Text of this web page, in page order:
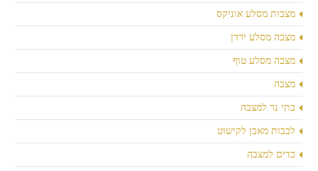
מצבות מסלע אוניקס
מצבה מסלע ירדן
מצבה מסלע טוף
מצבה
בתי נר למצבה
לבבות מאבן לקישוט
כדים למצבה